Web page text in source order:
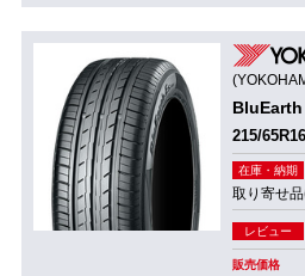
BluEarth
215/65R16
在庫・納期
取り寄せ
レビュー
販売価格